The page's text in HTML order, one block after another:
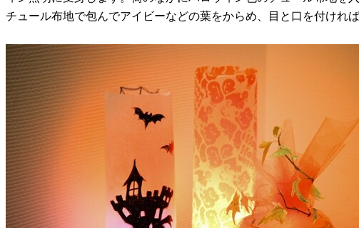
チュール布地で包んでアイビーなどの葉をからめ、目と口を付けれ